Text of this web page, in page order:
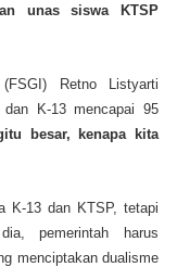
unas siswa KTSP
Retno Listyarti
K-13 mencapai 95
besar, kenapa kita
K-13 dan KTSP, tetapi
pemerintah harus
menciptakan dualisme